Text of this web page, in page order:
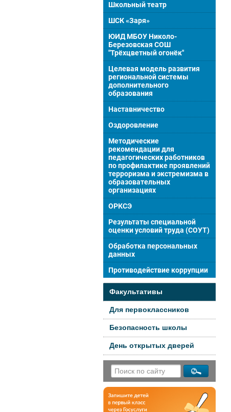
Школьный театр
ШСК «Заря»
ЮИД МБОУ Николо-
Березовская СОШ
"Трёхцветный огонёк"
Целевая модель развития
региональной системы
дополнительного
образования
Наставничество
Оздоровление
Методические
рекомендации для
педагогических работников
по профилактике проявлений
терроризма и экстремизма в
образовательных
организациях
ОРКСЭ
Результаты специальной
оценки условий труда (СОУТ)
Обработка персональных
данных
Противодействие коррупции
Факультативы
Для первоклассников
Безопасность школы
День открытых дверей